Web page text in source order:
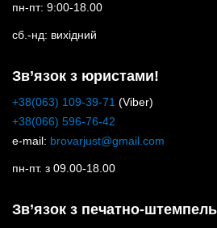
пн-пт: 9:00-18.00
сб.-нд: вихідний
Зв’язок з юристами!
+38(063) 109-39-71 (Viber)
+38(066) 596-76-42
e-mail: brovarjust@gmail.com
пн-пт. з 09.00-18.00
Зв’язок з печатно-